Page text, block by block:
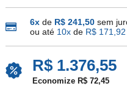
6xde R$ 241,50 sem
ou até 10xde R$ 171,92
R$ 1.376,55
Economize R$ 72,45